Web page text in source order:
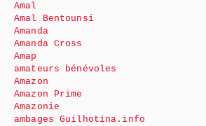
Amal
Amal Bentounsi
Amanda
Amanda Cross
Amap
amateurs bénévoles
Amazon
Amazon Prime
Amazonie
ambages Guilhotina.info